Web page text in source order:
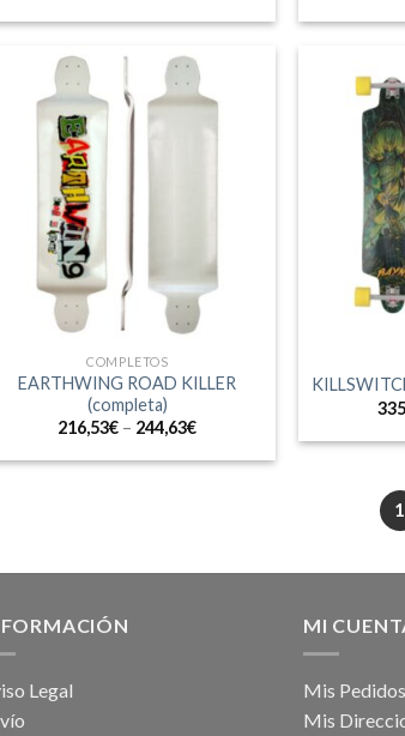
COMPLETOS
EARTHWING ROAD KILLER
(completa)
216,53€ – 244,63€
1
Legal
MI
Mis Pedidos
Mis